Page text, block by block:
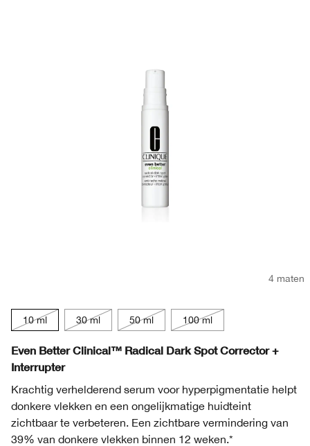
4 maten
10 ml 30 ml 50 ml 100 ml
Even Better Clinical™ Radical Dark Spot Corrector +
Interrupter
Krachtig verhelderend serum voor hyperpigmentatie helpt
donkere vlekken en een ongelijkmatige huidteint
zichtbaar te verbeteren. Een zichtbare vermindering van
39% van donkere vlekken binnen 12 weken.*